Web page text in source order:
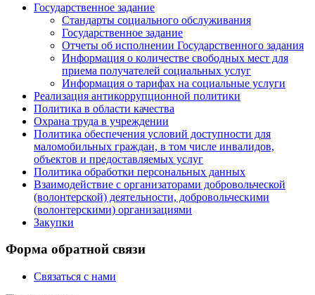
Государственное задание
Стандарты социального обслуживания
Государственное задание
Отчеты об исполнении Государственного задания
Информация о количестве свободных мест для
приема получателей социальных услуг
Информация о тарифах на социальные услуги
Реализация антикоррупционной политики
Политика в области качества
Охрана труда в учреждении
Политика обеспечения условий доступности для
маломобильных граждан, в том числе инвалидов,
объектов и предоставляемых услуг
Политика обработки персональных данных
Взаимодействие с организаторами добровольческой
(волонтерской) деятельности, добровольческими
(волонтерскими) организациями
Закупки
Форма обратной связи
Связаться с нами